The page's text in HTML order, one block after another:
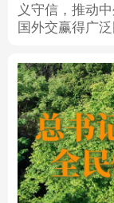
彩票
文化产业
地方频道
义守信，推动
国外交赢得广